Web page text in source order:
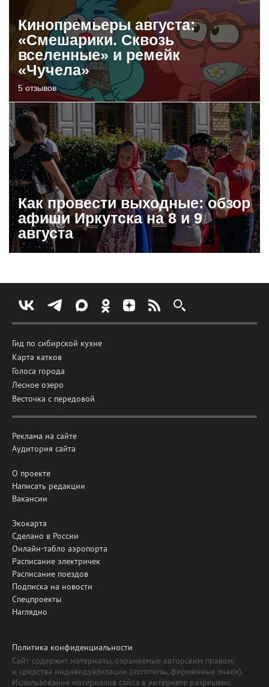
Кинопремьеры августа:
«Смешарики. Сквозь
вселенные» и ремейк
«Чучела»
5 отзывов
Как провести выходные: обзор
афиши Иркутска на 8 и 9
августа
Гид по сибирской кухне
Карта катков
Голоса города
Лесное озеро
Весточка с передовой
Реклама на сайте
Аудитория сайта
О проекте
Написать редакции
Вакансии
Экокарта
Сделано в России
Онлайн-табло аэропорта
Расписание электричек
Расписание поездов
Подписка на новости
Спецпроекты
Наглядно
Политика конфиденциальности
Сайт содержит материалы, охраняемые авторским правом,
и средства индивидуализации (логотипы, фирменные знаки).
Использование материалов сайта в интернете разрешено